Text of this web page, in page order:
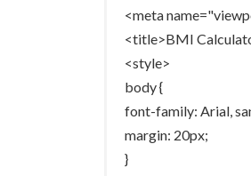
<meta
<title>BMI
<style>
body {
font-family: Arial,
margin: 20px;
}